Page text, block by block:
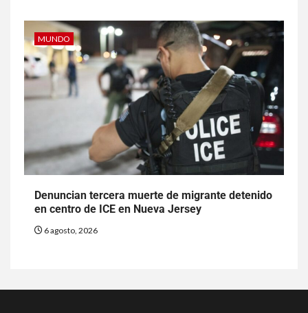
MUNDO
Denuncian tercera muerte de migrante detenido
en centro de ICE en Nueva Jersey
6 agosto, 2026